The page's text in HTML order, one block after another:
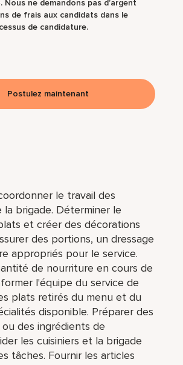
le travail des
la brigade. Déterminer le
et créer des décorations
des portions, un dressage
appropriés pour le service.
de nourriture en cours de
l'équipe du service de
plats retirés du menu et du
disponible. Préparer des
des ingrédients de
les cuisiniers et la brigade
tâches. Fournir les articles
Nous ne demandons pas d’argent
de frais aux candidats dans le
de candidature.
Postulez maintenant